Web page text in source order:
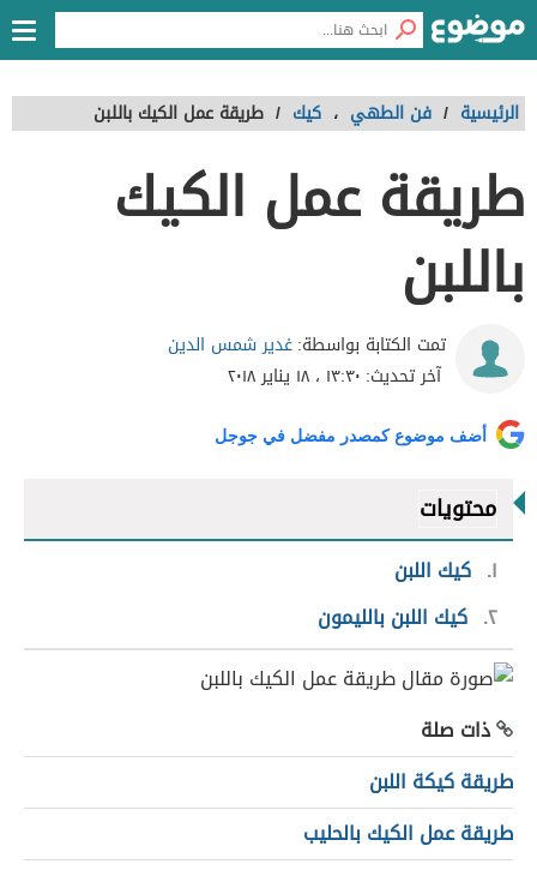
الرئيسية / فن الطهي ، كيك / طريقة عمل الكيك باللبن
طريقة عمل الكيك
باللبن
تمت الكتابة بواسطة:غدير شمس الدين
آخر تحديث: ١٣:٣٠ ، ١٨ يناير ٢٠١٨
أضف موضوع كمصدر مفضل في جوجل
محتويات
١ كيك اللبن
٢ كيك اللبن بالليمون
ذات صلة
طريقة كيكة اللبن
طريقة عمل الكيك بالحليب